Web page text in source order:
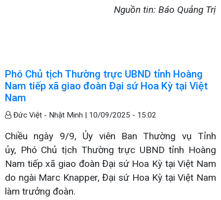
Nguồn tin: Báo Quảng Trị
Phó Chủ tịch Thường trực UBND tỉnh Hoàng
Nam tiếp xã giao đoàn Đại sứ Hoa Kỳ tại Việt
Nam
Đức Việt - Nhật Minh | 10/09/2025 - 15:02
Chiều ngày 9/9, Ủy viên Ban Thường vụ Tỉnh
ủy, Phó Chủ tịch Thường trực UBND tỉnh Hoàng
Nam tiếp xã giao đoàn Đại sứ Hoa Kỳ tại Việt Nam
do ngài Marc Knapper, Đại sứ Hoa Kỳ tại Việt Nam
làm trưởng đoàn.